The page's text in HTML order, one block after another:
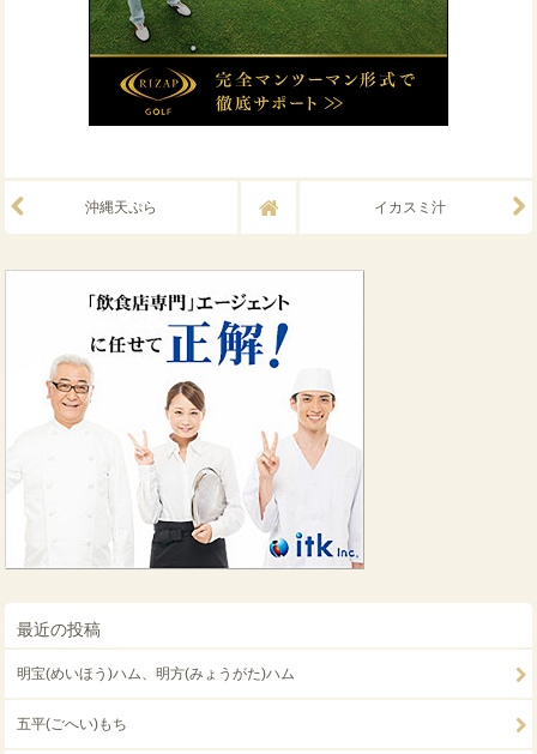
イカスミ汁
沖縄天ぷら
最近の投稿
明宝(めいほう)ハム、明方(みょうがた)ハム
五平(ごへい)もち